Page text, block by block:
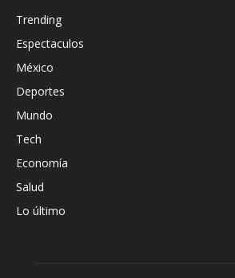
Trending
Espectaculos
México
Deportes
Mundo
Tech
Economía
Salud
Lo último